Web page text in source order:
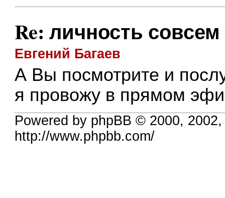
Re: личность
Евгений Багаев
А Вы посмотрите и
я провожу в прямом
Powered by phpBB © 2000,
http://www.phpbb.com/